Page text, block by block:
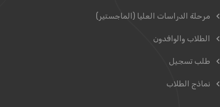
مرحلة الدراسات العليا (الماجستير)
الطلاب والوافدون
طلب تسجيل
نماذج الطلاب